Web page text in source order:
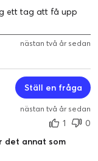
ett tag att få upp
nästan två år sedan
Ställ en fråga
nästan två år sedan
1
0
det annat som